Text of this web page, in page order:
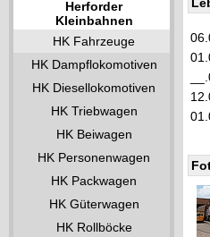
Herforder
Kleinbahnen
HK Fahrzeuge
HK Dampflokomotiven
HK Diesellokomotiven
HK Triebwagen
HK Beiwagen
HK Personenwagen
HK Packwagen
HK Güterwagen
HK Rollböcke